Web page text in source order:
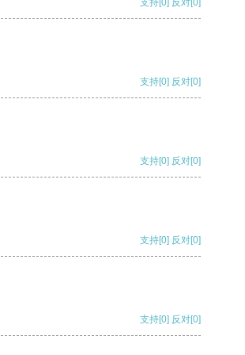
支持 [0] 反对 [0]
支持[0] 反对[0]
支持[0] 反对[0]
支持[0] 反对[0]
支持[0] 反对[0]